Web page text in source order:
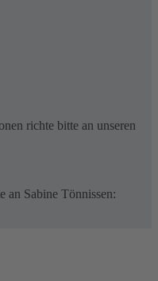
richte bitte an unseren
an Sabine Tönnissen: